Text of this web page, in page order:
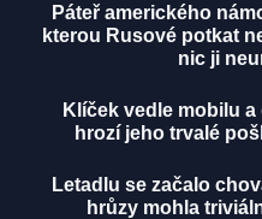
Páteř amerického
kterou Rusové potkat
nic ji
Klíček vedle mobilu
hrozí jeho trvalé
Letadlu se začalo
hrůzy mohla